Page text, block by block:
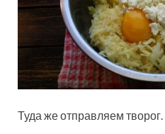
Туда же отправляем творог.